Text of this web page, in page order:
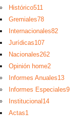
Histórico511
Gremiales78
Internacionales82
Jurídicas107
Nacionales262
Opinión home2
Informes Anuales13
Informes Especiales9
Institucional 14
Actas1